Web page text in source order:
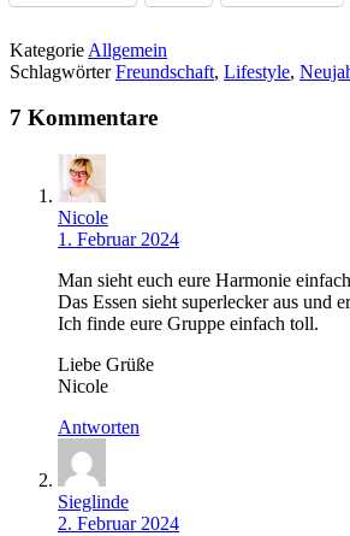
Kategorie Allgemein
SchlagwörterFreundschaft, Lifestyle,
7 Kommentare
Nicole
1. Februar 2024
Man sieht euch eure Harmonie
Das Essen sieht superlecker aus und
Ich finde eure Gruppe einfach toll.
Liebe Grüße
Nicole
Antworten
Sieglinde
2. Februar 2024